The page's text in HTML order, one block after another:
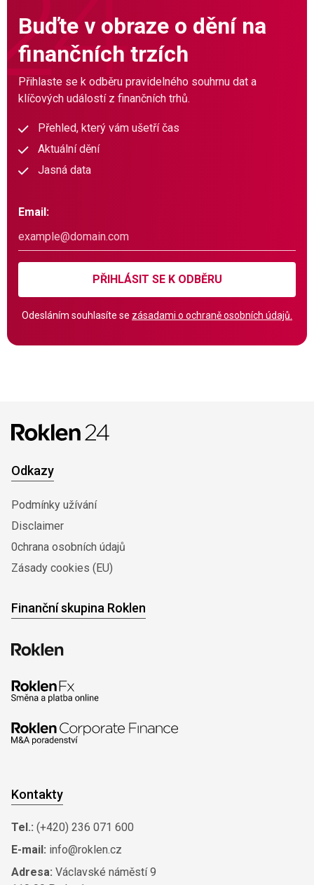
Buďte v obraze o dění na
finančních trzích
Přihlaste se k odběru pravidelného souhrnu dat a
klíčových událostí z finančních trhů.
Přehled, který vám ušetří čas
Aktuální dění
Jasná data
Email:
PŘIHLÁSIT SE K ODBĚRU
Odesláním souhlasíte se zásadami o ochraně osobních údajů.
Odkazy
Podmínky užívání
Disclaimer
0chrana osobních údajů
Zásady cookies (EU)
Finanční skupina Roklen
Kontakty
Tel.: (+420) 236 071 600
E-mail: info@roklen.cz
Adresa: Václavské náměstí 9